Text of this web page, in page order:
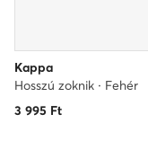
Kappa
Hosszú zoknik · Fehér
3 995 Ft